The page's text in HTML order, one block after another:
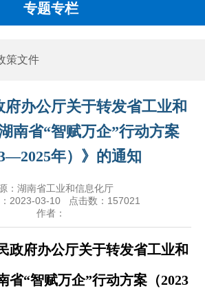
专题专栏
策文件
府办公厅关于转发省工业和
南省“智赋万企”行动方案
年）》的通知
：湖南省工业和信息化厅
2023-03-10 点击数： 157021
作者：
政府办公厅关于转发省工业和
省“智赋万企”行动方案（2023